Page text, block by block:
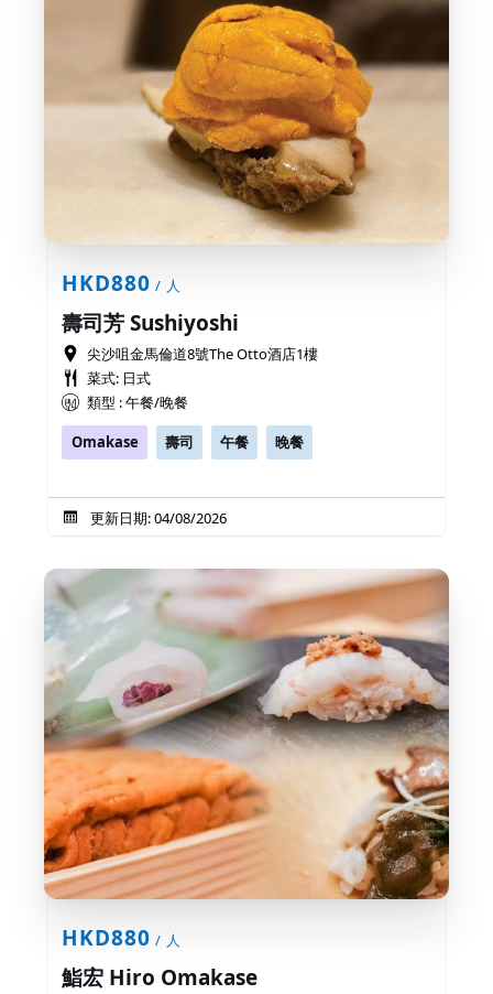
HKD880 / 人
壽司芳 Sushiyoshi
尖沙咀金馬倫道8號The Otto酒店1樓
菜式: 日式
類型 : 午餐/晚餐
Omakase
壽司 午餐 晚餐
更新日期: 04/08/2026
HKD880 / 人
鮨宏 Hiro Omakase